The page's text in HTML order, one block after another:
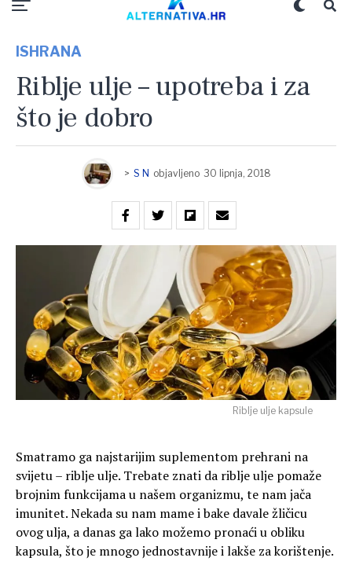
ISHRANA
Riblje ulje – upotreba i za
što je dobro
> S N objavljeno 30 lipnja, 2018
Riblje ulje kapsule
Smatramo ga najstarijim suplementom prehrani na
svijetu – riblje ulje. Trebate znati da riblje ulje pomaže
brojnim funkcijama u našem organizmu, te nam jača
imunitet. Nekada su nam mame i bake davale žličicu
ovog ulja, a danas ga lako možemo pronaći u obliku
kapsula, što je mnogo jednostavnije i lakše za korištenje.